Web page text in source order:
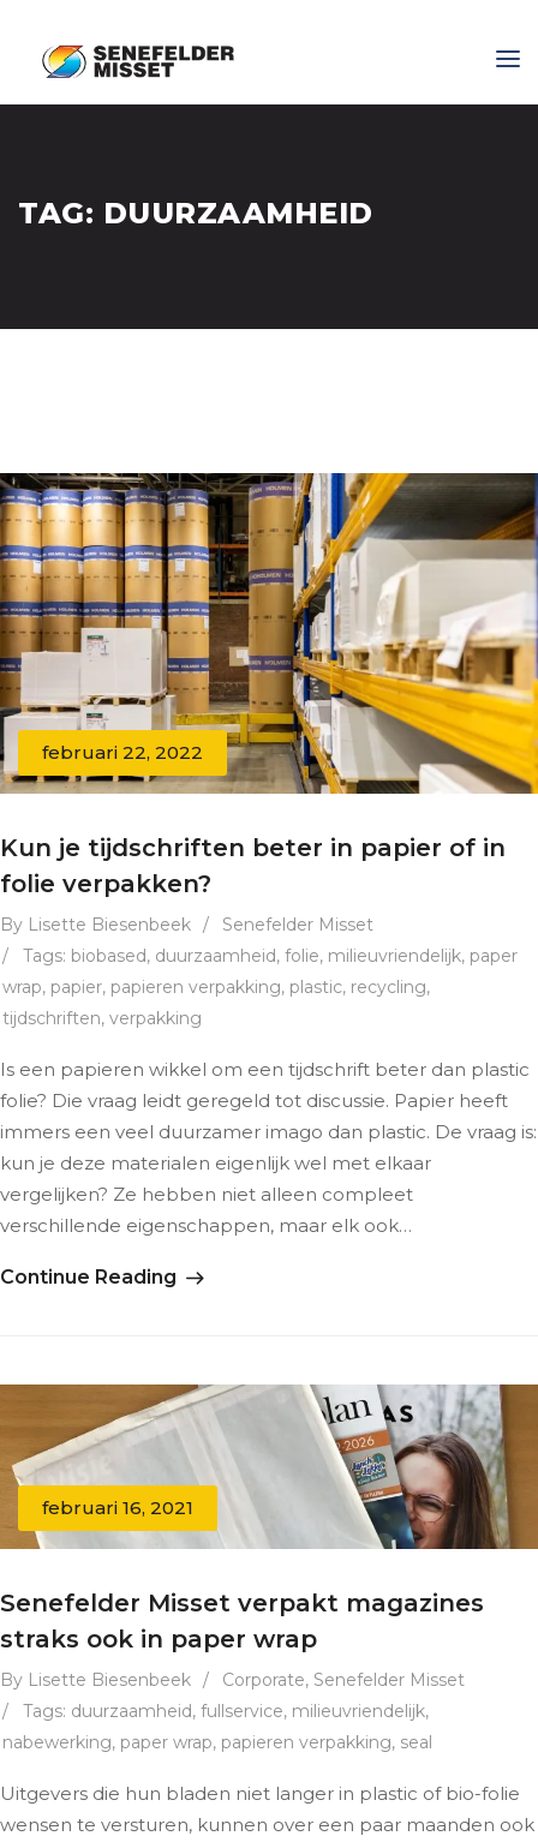
TAG: DUURZAAMHEID
februari 22, 2022
Kun je tijdschriften beter in papier of in
folie verpakken?
By Lisette Biesenbeek /
Senefelder Misset
/
Tags: biobased, duurzaamheid, folie, milieuvriendelijk, paper
wrap, papier, papieren verpakking, plastic, recycling,
tijdschriften, verpakking
Is een papieren wikkel om een tijdschrift beter dan plastic
folie? Die vraag leidt geregeld tot discussie. Papier heeft
immers een veel duurzamer imago dan plastic. De vraag is:
kun je deze materialen eigenlijk wel met elkaar
vergelijken? Ze hebben niet alleen compleet
verschillende eigenschappen, maar elk ook…
Continue Reading
februari 16, 2021
Senefelder Misset verpakt magazines
straks ook in paper wrap
By Lisette Biesenbeek / Corporate, Senefelder Misset
/
Tags: duurzaamheid, fullservice, milieuvriendelijk,
nabewerking, paper wrap, papieren verpakking, seal
Uitgevers die hun bladen niet langer in plastic of bio-folie
wensen te versturen, kunnen over een paar maanden ook